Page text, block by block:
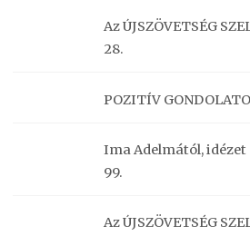
Az ÚJSZÖVETSÉG
28.
POZITÍV
Ima Adelmától, idézet
99.
Az ÚJSZÖVETSÉG